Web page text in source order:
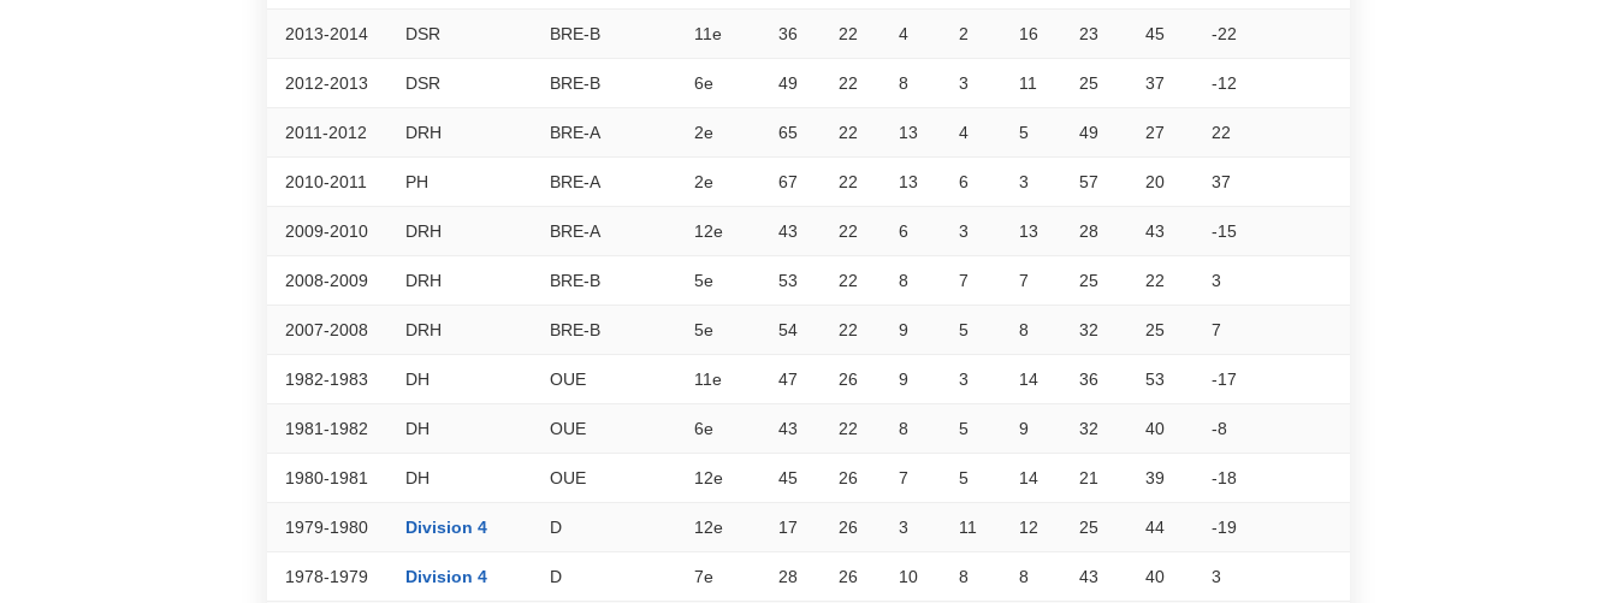
2013-2014 DSR BRE-B 11e 36 22 4 2 16 23 45 -22
2012-2013 DSR BRE-B 6e 49 22 8 3 11 25 37 -12
2011-2012 DRH BRE-A 2e 65 22 13 4 5 49 27 22
2010-2011 PH BRE-A 2e 67 22 13 6 3 57 20 37
2009-2010 DRH BRE-A 12e 43 22 6 3 13 28 43 -15
2008-2009 DRH BRE-B 5e 53 22 8 7 7 25 22 3
2007-2008 DRH BRE-B 5e 54 22 9 5 8 32 25 7
1982-1983 DH OUE 11e 47 26 9 3 14 36 53 -17
1981-1982 DH OUE 6e 43 22 8 5 9 32 40 -8
1980-1981 DH OUE 12e 45 26 7 5 14 21 39 -18
1979-1980 Division 4 D 12e 17 26 3 11 12 25 44 -19
1978-1979 Division 4 D 7e 28 26 10 8 8 43 40 3